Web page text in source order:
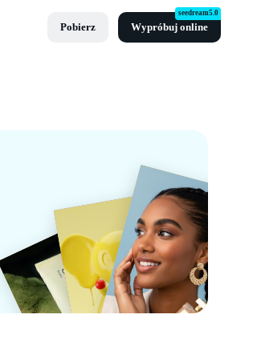
Pobierz Wypróbuj online
seedream5.0